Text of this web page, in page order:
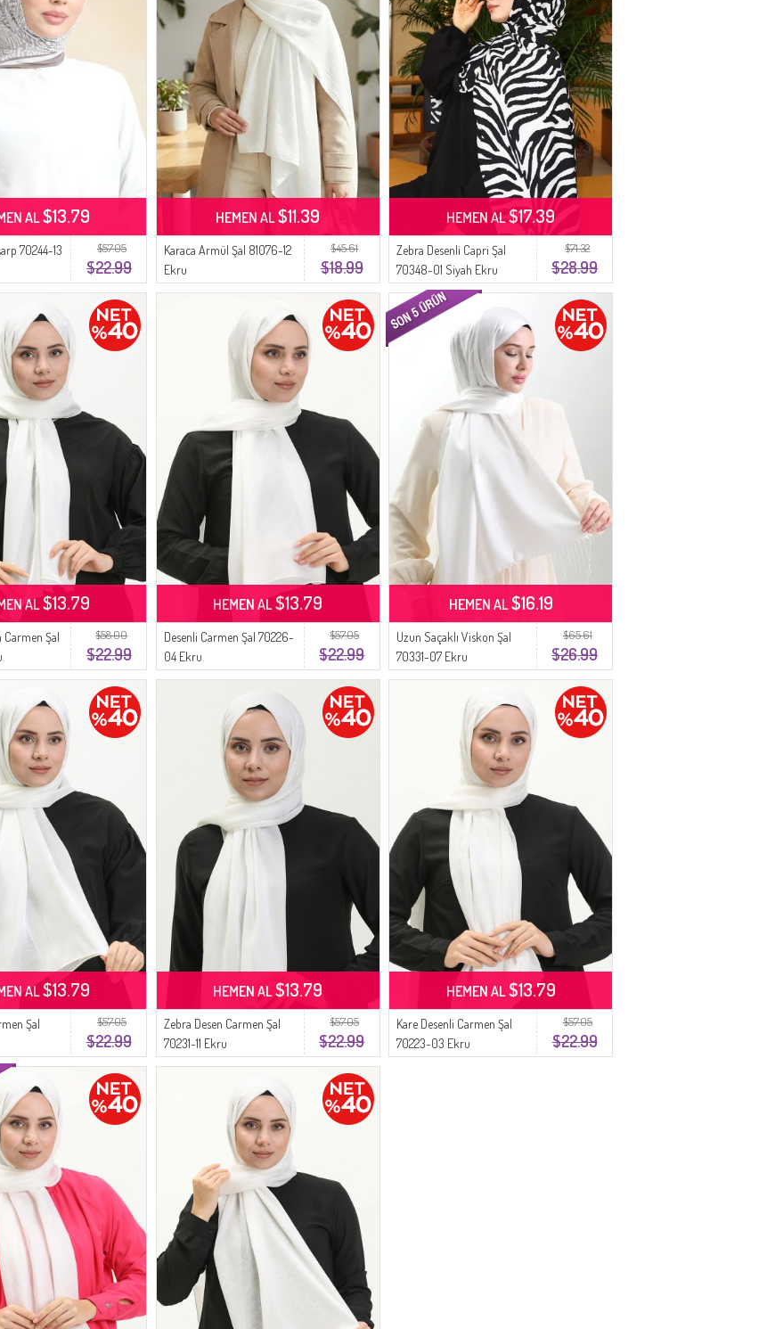
$57.05
$22.99
70244-13
AL$13.79
$45.61
$18.99
Karaca Armül Şal 81076-12
Ekru
HEMEN AL$11.39
$71.32
$28.99
Zebra Desenli Capri Şal
70348-01 Siyah Ekru
HEMEN AL$17.39
$58.00
$22.99
Carmen Şal
AL$13.79
$57.05
$22.99
Desenli Carmen Şal 70226-
04 Ekru
HEMEN AL$13.79
$65.61
$26.99
Uzun Saçaklı Viskon Şal
70331-07 Ekru
HEMEN AL$16.19
$57.05
$22.99
Şal
AL$13.79
$57.05
$22.99
Zebra Desen Carmen Şal
70231-11 Ekru
HEMEN AL$13.79
$57.05
$22.99
Kare Desenli Carmen Şal
70223-03 Ekru
HEMEN AL$13.79